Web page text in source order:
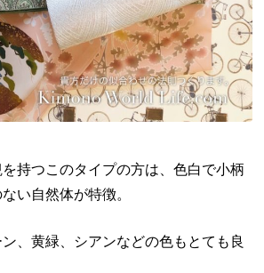
持つこのタイプの方は、色白で小柄
い自然体が特徴。
、黄緑、シアンなどの色もとても良